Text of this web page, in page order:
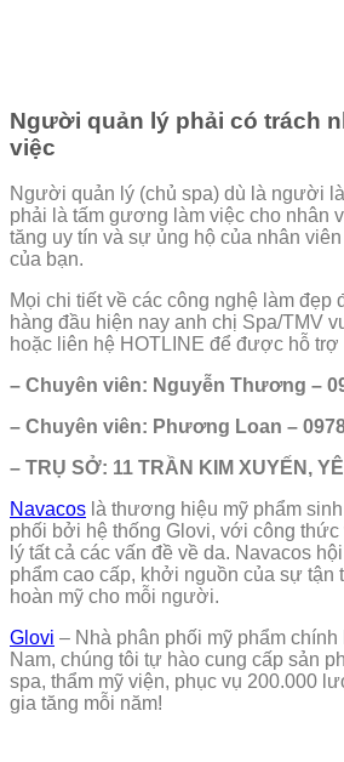
Người quản lý phải có trách
việc
Người quản lý (chủ spa) dù là người
phải là tấm gương làm việc cho nhân
tăng uy tín và sự ủng hộ của nhân
của bạn.
Mọi chi tiết về các công nghệ làm
hàng đầu hiện nay anh chị Spa/TMV
hoặc liên hệ HOTLINE để được hỗ trợ
– Chuyên viên: Nguyễn Thương –
– Chuyên viên: Phương Loan –
– TRỤ SỞ: 11 TRẦN KIM XUYẾN,
Navacos là thương hiệu mỹ phẩm
phối bởi hệ thống Glovi, với công
lý tất cả các vấn đề về da. Navacos
phẩm cao cấp, khởi nguồn của sự tận
hoàn mỹ cho mỗi người.
Glovi – Nhà phân phối mỹ phẩm
Nam, chúng tôi tự hào cung cấp sản
spa, thẩm mỹ viện, phục vụ 200.000
gia tăng mỗi năm!